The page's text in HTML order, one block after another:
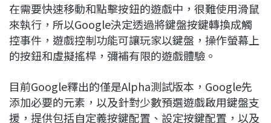
在需要快速移動和點擊按鈕的遊戲中，很難使用滑鼠
來執行，所以Google決定透過將鍵盤按鍵轉換成觸
控事件，遊戲控制功能可讓玩家以鍵盤，操作螢幕上
的按鈕和虛擬搖桿，彌補有限的遊戲體驗。
目前Google釋出的僅是Alpha測試版本，Google先
添加必要的元素，以及針對少數預選遊戲啟用鍵盤支
援，提供包括自定義按鍵配置、設定按鍵配置，以及